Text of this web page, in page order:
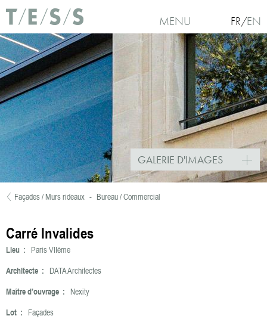
Aller au contenu principal
MENU FR EN
GALERIE D'IMAGES
Façades / Murs rideaux - Bureau / Commercial
Carré Invalides
Lieu : Paris VIIème
Architecte : DATA Architectes
Maître d’ouvrage : Nexity
Lot : Façades